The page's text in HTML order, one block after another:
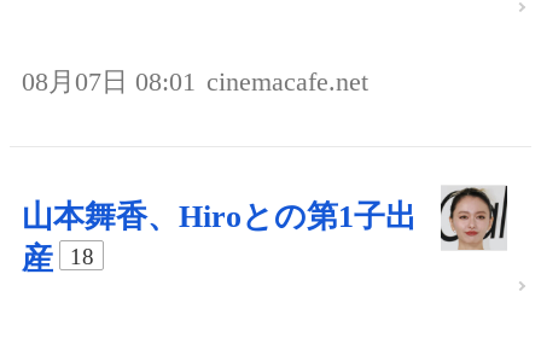
08月07日 08:01 cinemacafe.net
山本舞香、Hiroとの第1子出
産
18